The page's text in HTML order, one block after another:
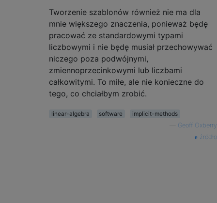
Tworzenie szablonów również nie ma dla
mnie większego znaczenia, ponieważ będę
pracować ze standardowymi typami
liczbowymi i nie będę musiał przechowywać
niczego poza podwójnymi,
zmiennoprzecinkowymi lub liczbami
całkowitymi. To miłe, ale nie konieczne do
tego, co chciałbym zrobić.
linear-algebra software
implicit-methods
Geoff Oxberry
źródło